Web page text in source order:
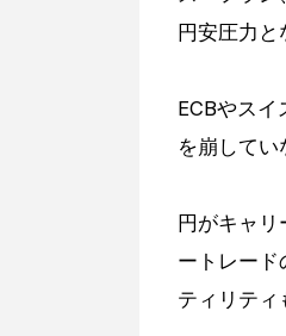
円安圧力と
ECBやス
を崩してい
円がキャリ
ートレード
ティリティ